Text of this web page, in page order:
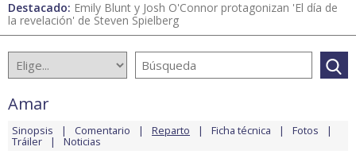
Destacado: Emily Blunt y Josh O'Connor protagonizan 'El día de
la revelación' de Steven Spielberg
Amar
Sinopsis Comentario Reparto Ficha técnica Fotos
Tráiler Noticias